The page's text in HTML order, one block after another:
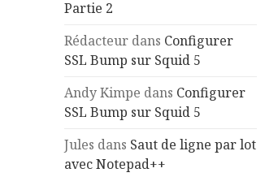
Partie 2
Rédacteur dans Configurer
SSL Bump sur Squid 5
Andy Kimpe dans Configurer
SSL Bump sur Squid 5
Jules dans Saut de ligne par lot
avec Notepad++